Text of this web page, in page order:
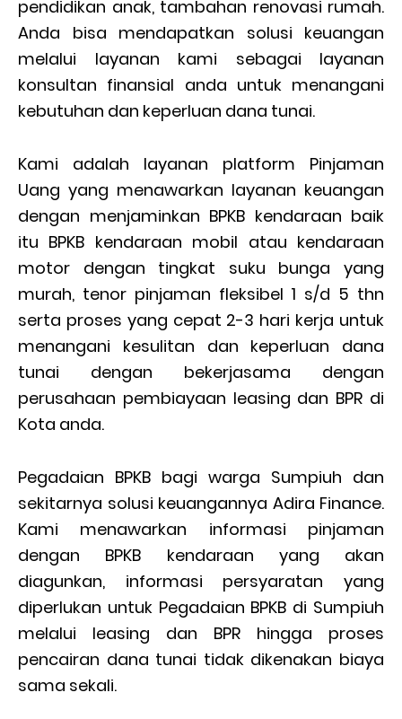
pendidikan anak, tambahan renovasi rumah.
Anda bisa mendapatkan solusi keuangan
melalui layanan kami sebagai layanan
konsultan finansial anda untuk menangani
kebutuhan dan keperluan dana tunai.
Kami adalah layanan platform Pinjaman
Uang yang menawarkan layanan keuangan
dengan menjaminkan BPKB kendaraan baik
itu BPKB kendaraan mobil atau kendaraan
motor dengan tingkat suku bunga yang
murah, tenor pinjaman fleksibel 1 s/d 5 thn
serta proses yang cepat 2-3 hari kerja untuk
menangani kesulitan dan keperluan dana
tunai dengan bekerjasama dengan
perusahaan pembiayaan leasing dan BPR di
Kota anda.
Pegadaian BPKB bagi warga Sumpiuh dan
sekitarnya solusi keuangannya Adira Finance.
Kami menawarkan informasi pinjaman
dengan BPKB kendaraan yang akan
diagunkan, informasi persyaratan yang
diperlukan untuk Pegadaian BPKB di Sumpiuh
melalui leasing dan BPR hingga proses
pencairan dana tunai tidak dikenakan biaya
sama sekali.